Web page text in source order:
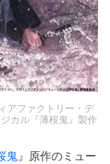
アファクトリー・デ
カル『薄桜鬼』製作
鬼』原作のミュー